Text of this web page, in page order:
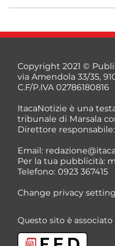
Copyright 2021 ©
via Amendola 33/35,
C.F/P.IVA 02786180816
ItacaNotizie è una
tribunale di Marsala
Direttore
Email:
Per la tua pubblicità:
Telefono: 0923 367415
Change privacy
Questo sito è associato